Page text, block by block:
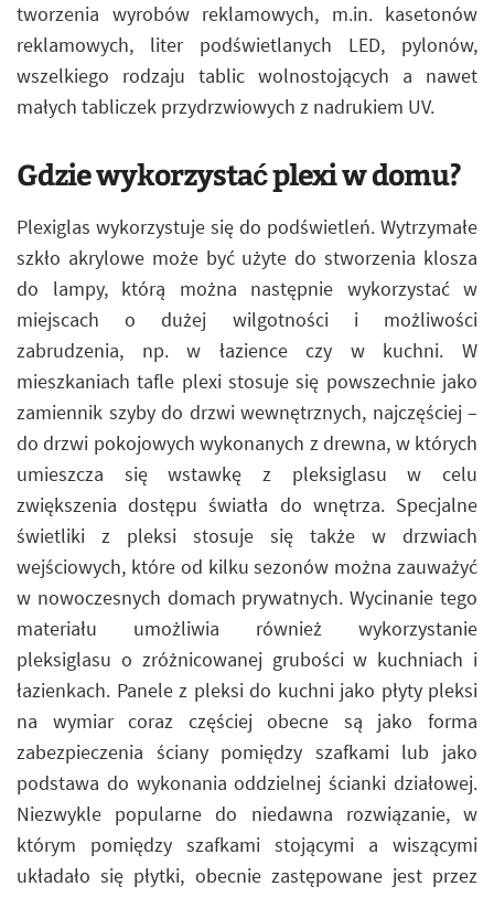
tworzenia wyrobów reklamowych, m.in. kasetonów
reklamowych, liter podświetlanych LED, pylonów,
wszelkiego rodzaju tablic wolnostojących a nawet
małych tabliczek przydrzwiowych z nadrukiem UV.
Gdzie wykorzystać plexi w domu?
Plexiglas wykorzystuje się do podświetleń. Wytrzymałe
szkło akrylowe może być użyte do stworzenia klosza
do lampy, którą można następnie wykorzystać w
miejscach o dużej wilgotności i możliwości
zabrudzenia, np. w łazience czy w kuchni. W
mieszkaniach tafle plexi stosuje się powszechnie jako
zamiennik szyby do drzwi wewnętrznych, najczęściej –
do drzwi pokojowych wykonanych z drewna, w których
umieszcza się wstawkę z pleksiglasu w celu
zwiększenia dostępu światła do wnętrza. Specjalne
świetliki z pleksi stosuje się także w drzwiach
wejściowych, które od kilku sezonów można zauważyć
w nowoczesnych domach prywatnych. Wycinanie tego
materiału umożliwia również wykorzystanie
pleksiglasu o zróżnicowanej grubości w kuchniach i
łazienkach. Panele z pleksi do kuchni jako płyty pleksi
na wymiar coraz częściej obecne są jako forma
zabezpieczenia ściany pomiędzy szafkami lub jako
podstawa do wykonania oddzielnej ścianki działowej.
Niezwykle popularne do niedawna rozwiązanie, w
którym pomiędzy szafkami stojącymi a wiszącymi
układało się płytki, obecnie zastępowane jest przez